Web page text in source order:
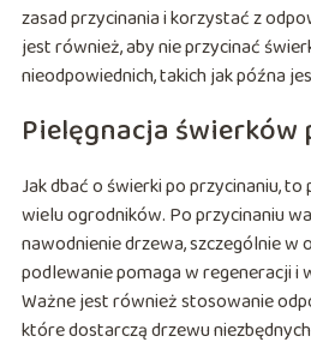
zasad przycinania i korzystać z
jest również, aby nie przycinać
nieodpowiednich, takich jak późna
Pielęgnacja
Jak dbać o świerki po przycinaniu,
wielu ogrodników. Po przycinaniu
nawodnienie drzewa, szczególnie w
podlewanie pomaga w regeneracji i
Ważne jest również stosowanie
które dostarczą drzewu